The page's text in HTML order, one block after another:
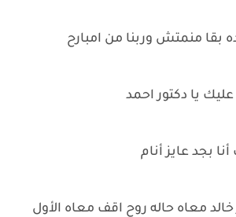
بقا منمتش وربنا من امبارح
عليك يا دكتور احمد
بجد عايز أنام
خالد معاه حاله روح اقف معاه الأول